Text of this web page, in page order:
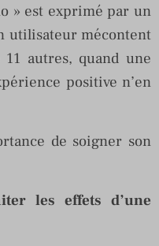
» est exprimé par un
utilisateur mécontent
autres, quand une
positive n’en
de soigner son
les effets d’une